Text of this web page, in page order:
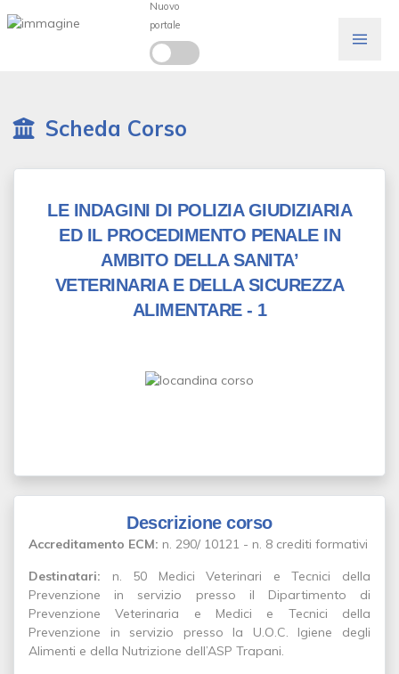
Scheda Corso
LE INDAGINI DI POLIZIA GIUDIZIARIA
ED IL PROCEDIMENTO PENALE IN
AMBITO DELLA SANITA’
VETERINARIA E DELLA SICUREZZA
ALIMENTARE - 1
Descrizione corso
Accreditamento ECM: n. 290/ 10121 - n. 8 crediti formativi
Destinatari: n. 50 Medici Veterinari e Tecnici della
Prevenzione in servizio presso il Dipartimento di
Prevenzione Veterinaria e Medici e Tecnici della
Prevenzione in servizio presso la U.O.C. Igiene degli
Alimenti e della Nutrizione dell’ASP Trapani.